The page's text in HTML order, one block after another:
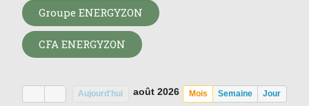
Groupe ENERGYZON
CFA ENERGYZON
Aujourd'hui Mois Semaine Jour
août 2026